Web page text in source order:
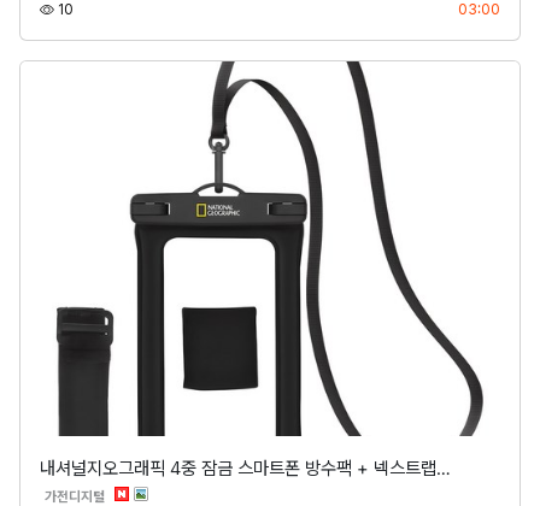
10 03:00
내셔널지오그래픽 4중 잠금 스마트폰 방수팩 + 넥스트랩…
가전디지털 분류